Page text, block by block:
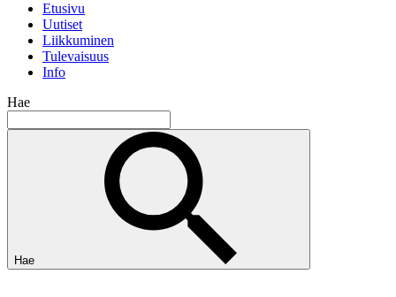
Etusivu
Uutiset
Liikkuminen
Tulevaisuus
Info
Hae
Hae